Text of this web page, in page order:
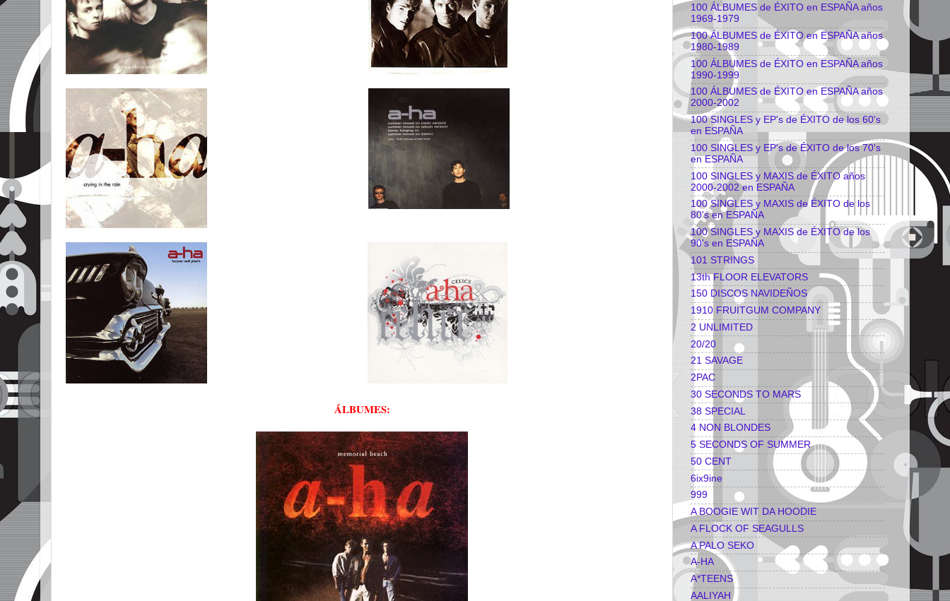
ÁLBUMES:
100 ÁLBUMES de ÉXITO en ESPAÑA años
1969-1979
100 ÁLBUMES de ÉXITO en ESPAÑA años
1980-1989
100 ÁLBUMES de ÉXITO en ESPAÑA años
1990-1999
100 ÁLBUMES de ÉXITO en ESPAÑA años
2000-2002
100 SINGLES y EP's de ÉXITO de los 60's
en ESPAÑA
100 SINGLES y EP's de ÉXITO de los 70's
en ESPAÑA
100 SINGLES y MAXIS de ÉXITO años
2000-2002 en ESPAÑA
100 SINGLES y MAXIS de ÉXITO de los
80's en ESPAÑA
100 SINGLES y MAXIS de ÉXITO de los
90's en ESPAÑA
101 STRINGS
13th FLOOR ELEVATORS
150 DISCOS NAVIDEÑOS
1910 FRUITGUM COMPANY
2 UNLIMITED
20/20
21 SAVAGE
2PAC
30 SECONDS TO MARS
38 SPECIAL
4 NON BLONDES
5 SECONDS OF SUMMER
50 CENT
6ix9ine
999
A BOOGIE WIT DA HOODIE
A FLOCK OF SEAGULLS
A PALO SEKO
A-HA
A*TEENS
AALIYAH